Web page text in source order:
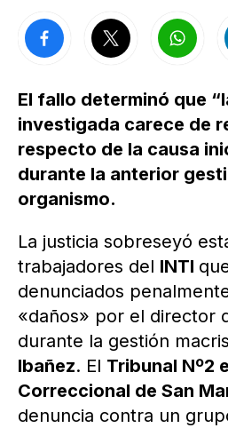
El fallo determinó que
investigada carece de
respecto de la causa
durante la anterior
organismo.
La justicia sobreseyó
trabajadores del INTI
denunciados
«daños» por el director
durante la gestión
Ibañez. El Tribunal Nº2
Correccional de San
denuncia contra un